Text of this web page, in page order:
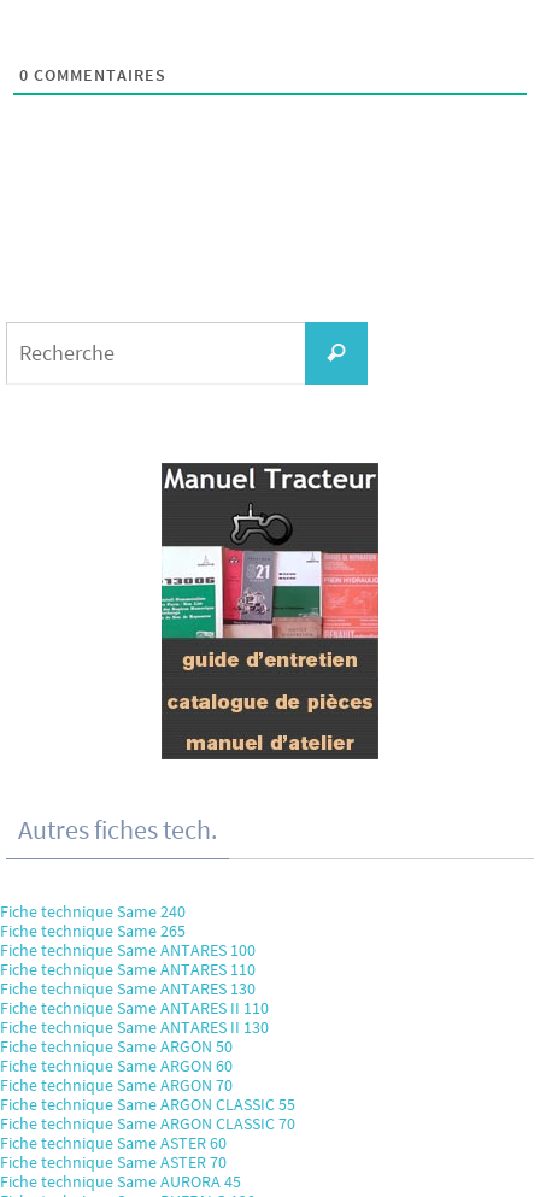
0 COMMENTAIRES
Recherche
Autres fiches tech.
Fiche technique Same 240
Fiche technique Same 265
Fiche technique Same ANTARES 100
Fiche technique Same ANTARES 110
Fiche technique Same ANTARES 130
Fiche technique Same ANTARES II 110
Fiche technique Same ANTARES II 130
Fiche technique Same ARGON 50
Fiche technique Same ARGON 60
Fiche technique Same ARGON 70
Fiche technique Same ARGON CLASSIC 55
Fiche technique Same ARGON CLASSIC 70
Fiche technique Same ASTER 60
Fiche technique Same ASTER 70
Fiche technique Same AURORA 45